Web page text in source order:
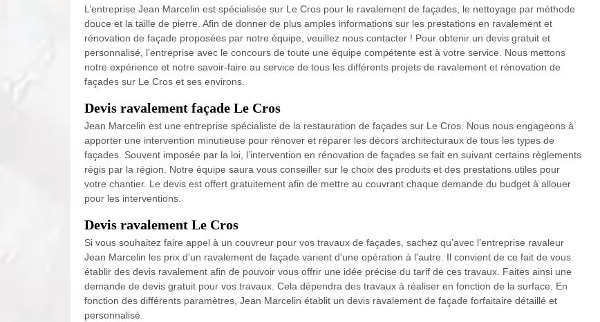
L’entreprise Jean Marcelin est spécialisée sur Le Cros pour le ravalement de façades, le nettoyage par méthode
douce et la taille de pierre. Afin de donner de plus amples informations sur les prestations en ravalement et
rénovation de façade proposées par notre équipe, veuillez nous contacter ! Pour obtenir un devis gratuit et
personnalisé, l’entreprise avec le concours de toute une équipe compétente est à votre service. Nous mettons
notre expérience et notre savoir-faire au service de tous les différents projets de ravalement et rénovation de
façades sur Le Cros et ses environs.
Devis ravalement façade Le Cros
Jean Marcelin est une entreprise spécialiste de la restauration de façades sur Le Cros. Nous nous engageons à
apporter une intervention minutieuse pour rénover et réparer les décors architecturaux de tous les types de
façades. Souvent imposée par la loi, l’intervention en rénovation de façades se fait en suivant certains règlements
régis par la région. Notre équipe saura vous conseiller sur le choix des produits et des prestations utiles pour
votre chantier. Le devis est offert gratuitement afin de mettre au couvrant chaque demande du budget à allouer
pour les interventions.
Devis ravalement Le Cros
Si vous souhaitez faire appel à un couvreur pour vos travaux de façades, sachez qu’avec l’entreprise ravaleur
Jean Marcelin les prix d'un ravalement de façade varient d'une opération à l'autre. Il convient de ce fait de vous
établir des devis ravalement afin de pouvoir vous offrir une idée précise du tarif de ces travaux. Faites ainsi une
demande de devis gratuit pour vos travaux. Cela dépendra des travaux à réaliser en fonction de la surface. En
fonction des différents paramètres, Jean Marcelin établit un devis ravalement de façade forfaitaire détaillé et
personnalisé.